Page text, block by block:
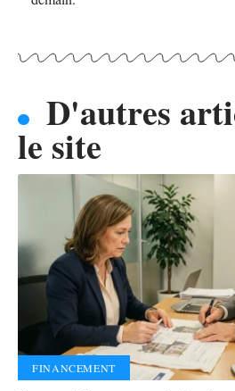
D'autres
le site
FINANCEMENT